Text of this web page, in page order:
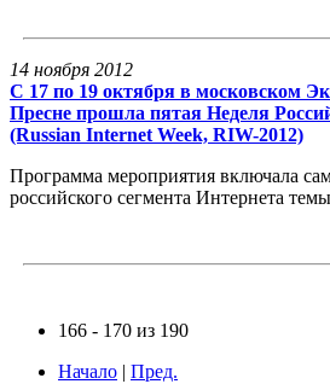
14 ноября 2012
С 17 по 19 октября в московском
Пресне прошла пятая Неделя
(Russian Internet Week, RIW-2012)
Программа мероприятия включала
российского сегмента Интернета
166 - 170 из 190
Начало | Пред.